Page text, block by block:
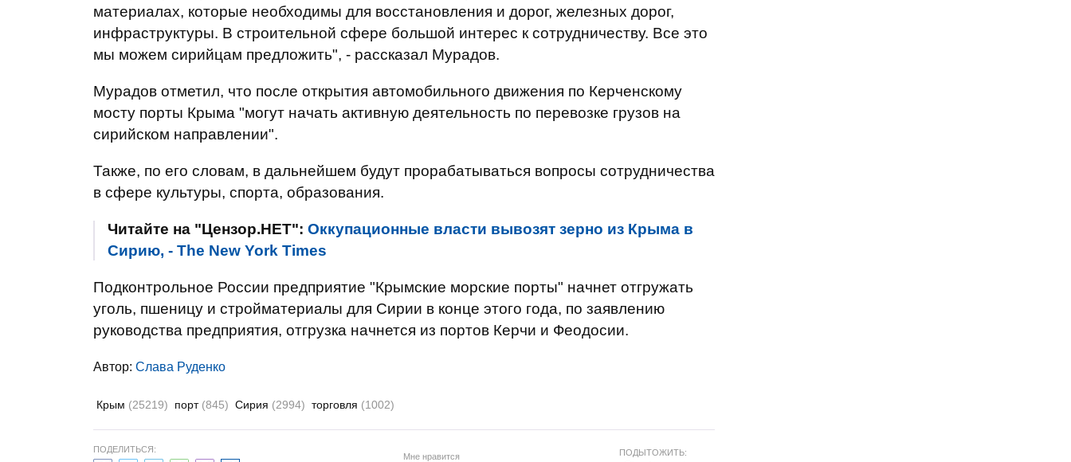
материалах, которые необходимы для восстановления и дорог, железных дорог,
инфраструктуры. В строительной сфере большой интерес к сотрудничеству. Все это
мы можем сирийцам предложить", - рассказал Мурадов.
Мурадов отметил, что после открытия автомобильного движения по Керченскому
мосту порты Крыма "могут начать активную деятельность по перевозке грузов на
сирийском направлении".
Также, по его словам, в дальнейшем будут прорабатываться вопросы сотрудничества
в сфере культуры, спорта, образования.
Читайте на "Цензор.НЕТ": Оккупационные власти вывозят зерно из Крыма в
Сирию, - The New York Times
Подконтрольное России предприятие "Крымские морские порты" начнет отгружать
уголь, пшеницу и стройматериалы для Сирии в конце этого года, по заявлению
руководства предприятия, отгрузка начнется из портов Керчи и Феодосии.
Автор: Слава Руденко
Крым (25219) порт (845) Сирия (2994) торговля (1002)
ПОДЕЛИТЬСЯ:
Мне нравится ПОДЫТОЖИТЬ: